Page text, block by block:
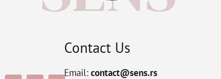
Contact Us
Email: contact@sens.rs